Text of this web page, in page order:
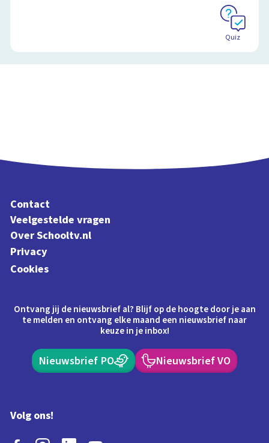
Quiz
Contact
Veelgestelde vragen
Over Schooltv.nl
Privacy
Cookies
Ontvang jij de nieuwsbrief al? Blijf op de hoogte door je aan
te melden en ontvang elke maand een nieuwsbrief naar
keuze in je inbox!
Nieuwsbrief PO Nieuwsbrief VO
Volg ons!